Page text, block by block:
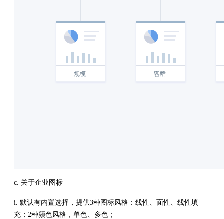
c. 关于企业图标
i. 默认有内置选择，提供3种图标风格：线性、面性、线性填
充；2种颜色风格，单色、多色；